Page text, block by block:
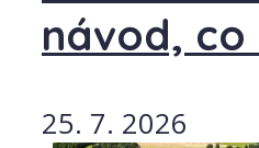
návod,
25. 7. 2026